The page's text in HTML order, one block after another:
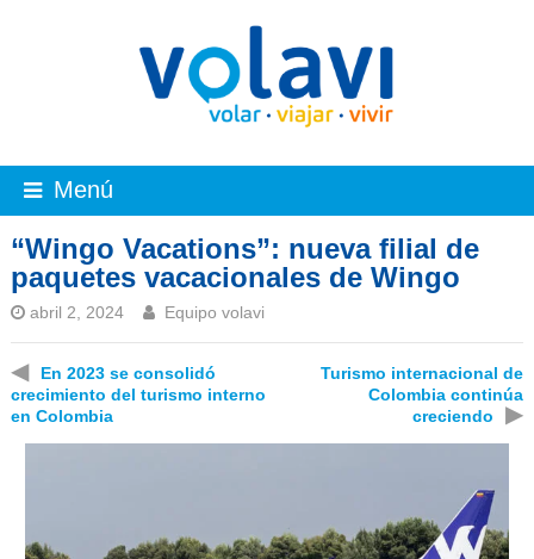
Menú
“Wingo Vacations”: nueva filial de
paquetes vacacionales de Wingo
abril 2, 2024 Equipo volavi
◀
En 2023 se consolidó
crecimiento del turismo interno
en Colombia
Turismo internacional de
Colombia continúa
creciendo
▶